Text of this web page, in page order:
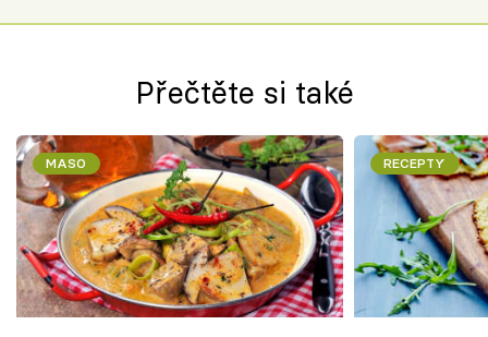
Přečtěte si také
MASO RECEPTY